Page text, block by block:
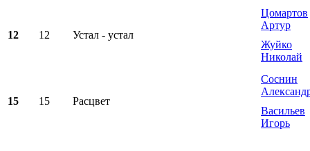
12 12 Устал - устал
Цомартов
Артур
Жуйко
Николай
15 15 Расцвет
Соснин
Васильев
Игорь